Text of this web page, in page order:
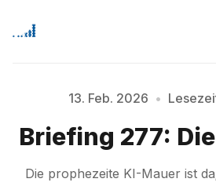
Signup
13. Feb. 2026 •
Briefing 277:
Die prophezeite KI-Mauer ist